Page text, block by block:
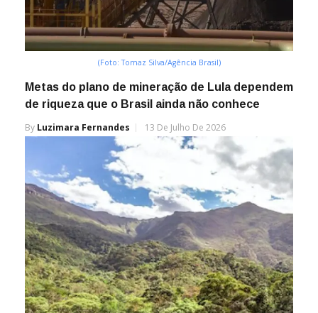
(Foto: Tomaz Silva/Agência Brasil)
Metas do plano de mineração de Lula dependem
de riqueza que o Brasil ainda não conhece
By Luzimara Fernandes 13 De Julho De 2026